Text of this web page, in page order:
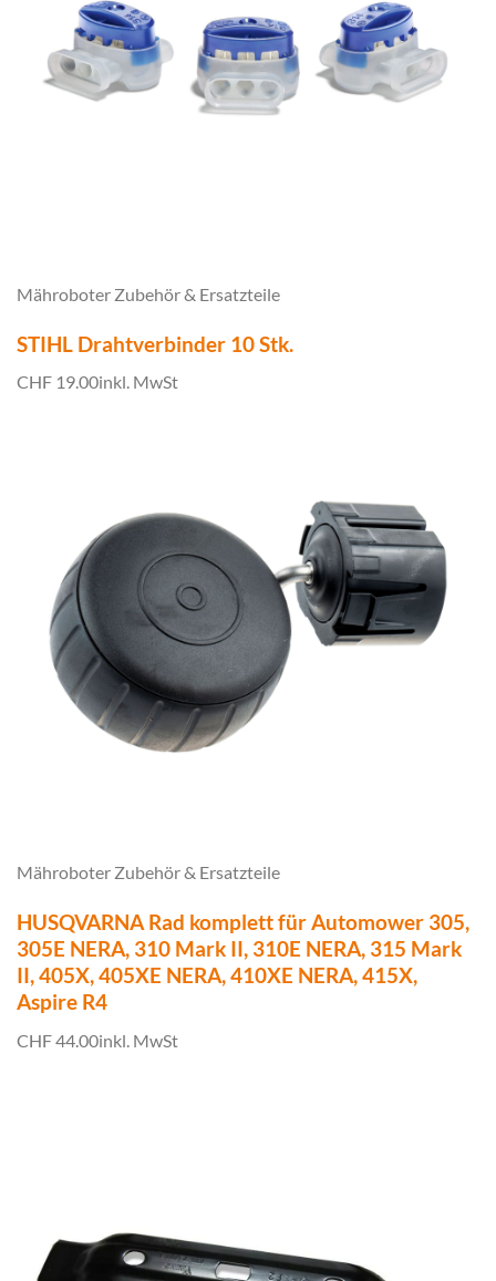
Mähroboter Zubehör & Ersatzteile
STIHL Drahtverbinder 10 Stk.
CHF 19.00inkl. MwSt
Mähroboter Zubehör & Ersatzteile
HUSQVARNA Rad komplett für Automower 305,
305E NERA, 310 Mark II, 310E NERA, 315 Mark
II, 405X, 405XE NERA, 410XE NERA, 415X,
Aspire R4
CHF 44.00inkl. MwSt